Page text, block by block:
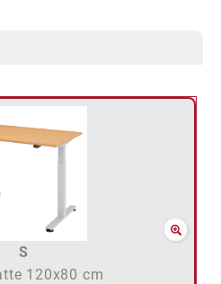
S
120x80 cm